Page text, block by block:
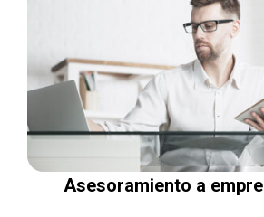
Asesoramiento a